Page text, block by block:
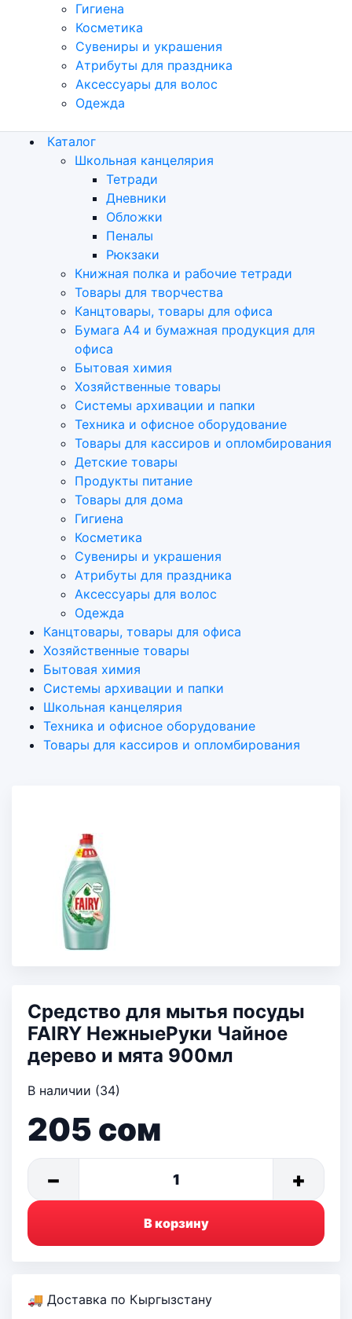
Гигиена
Косметика
Сувениры и украшения
Атрибуты для праздника
Аксеcсуары для волос
Одежда
Каталог
Школьная канцелярия
Тетради
Дневники
Обложки
Пеналы
Рюкзаки
Книжная полка и рабочие тетради
Товары для творчества
Канцтовары, товары для офиса
Бумага А4 и бумажная продукция для
офиса
Бытовая химия
Хозяйственные товары
Системы архивации и папки
Техника и офисное оборудование
Товары для кассиров и опломбирования
Детские товары
Продукты питание
Товары для дома
Гигиена
Косметика
Сувениры и украшения
Атрибуты для праздника
Аксеcсуары для волос
Одежда
Канцтовары, товары для офиса
Хозяйственные товары
Бытовая химия
Системы архивации и папки
Школьная канцелярия
Техника и офисное оборудование
Товары для кассиров и опломбирования
Средство для мытья посуды
FAIRY НежныеРуки Чайное
дерево и мята 900мл
В наличии (34)
205 сом
− 1 +
В корзину
🚚 Доставка по Кыргызстану